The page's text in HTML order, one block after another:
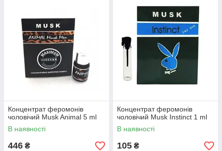
Концентрат феромонів
чоловічий Musk Animal 5 ml
В наявності
446 ₴
Концентрат феромонів
чоловічий Musk Instinct 1 ml
В наявності
105 ₴